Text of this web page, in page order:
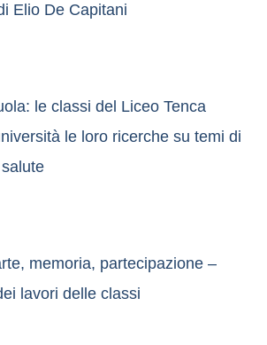
Elio De Capitani
le classi del Liceo Tenca
le loro ricerche su temi di
memoria, partecipazione –
lavori delle classi